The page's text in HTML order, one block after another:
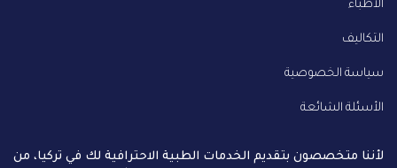
الأطباء
التكاليف
سياسة الخصوصية
الأسئلة الشائعة
لأننا متخصصون بتقديم الخدمات الطبية الاحترافية لك في تركيا، من